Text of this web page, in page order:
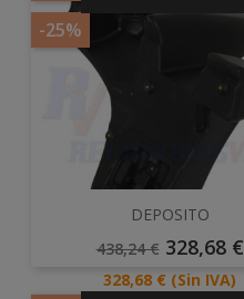
-25%
DEPOSITO
Precio
438,24 € Precio
328,68 €
Precio
328,68 € (Sin IVA)